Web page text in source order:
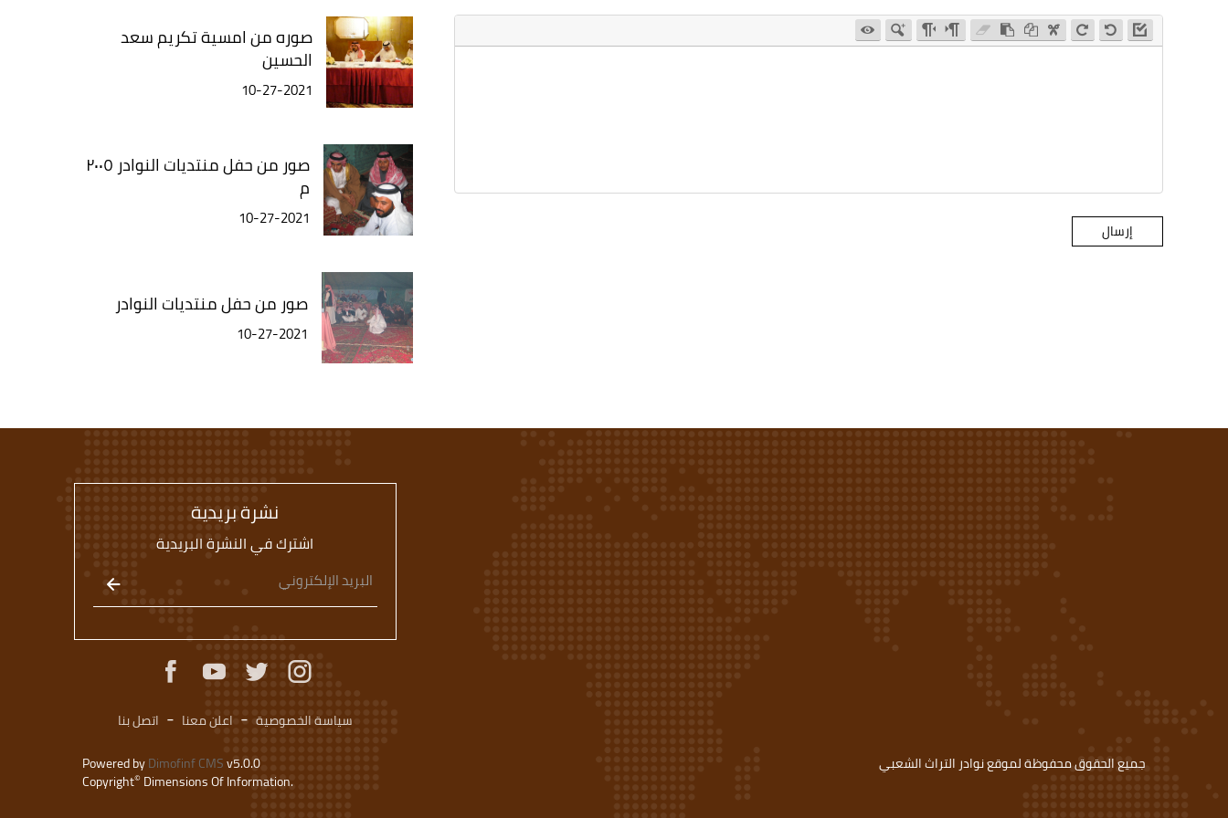
صوره من امسية تكريم سعد
الحسين
10-27-2021
صور من حفل منتديات النوادر ٢٠٠٥
م
10-27-2021
صور من حفل منتديات النوادر
10-27-2021
نشرة بريدية
اشترك في النشرة البريدية
سياسة الخصوصية اعلن معنا
اتصل بنا
Powered byDimofinf CMSv5.0.0
Copyright© Dimensions Of Information.
جميع الحقوق محفوظة لموقع نوادر التراث الشعبي